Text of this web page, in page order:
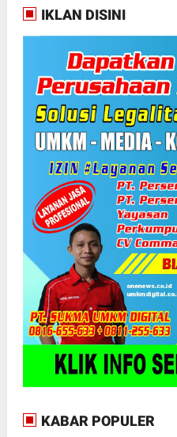
IKLAN DISINI
KABAR POPULER